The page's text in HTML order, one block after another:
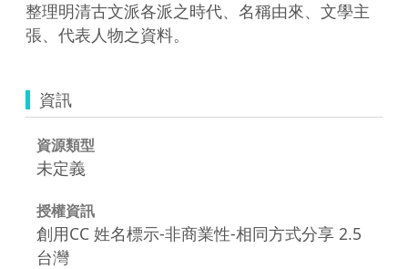
整理明清古文派各派之時代、名稱由來、文學主
張、代表人物之資料。
資訊
資源類型
未定義
授權資訊
創用CC 姓名標示-非商業性-相同方式分享 2.5
台灣